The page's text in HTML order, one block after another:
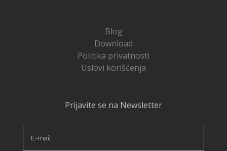
Blog
Download
Politika privatnosti
Uslovi korišćenja
Prijavite se na Newsletter